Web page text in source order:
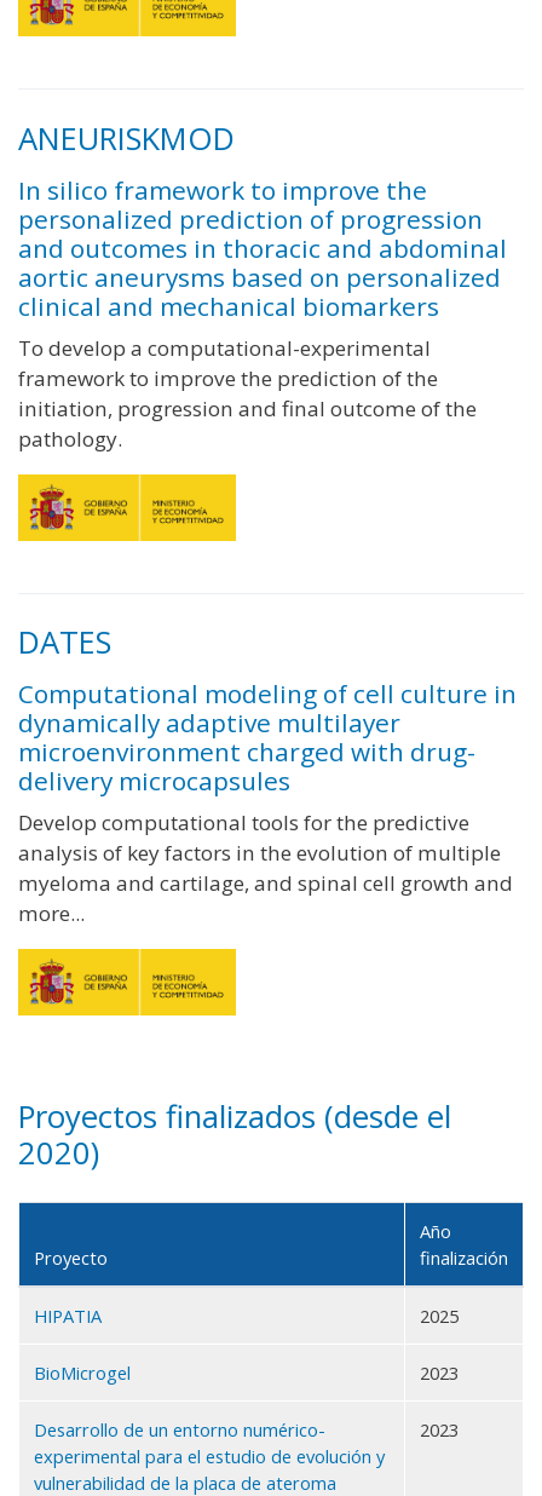
ANEURISKMOD
In silico framework to improve the
personalized prediction of progression
and outcomes in thoracic and abdominal
aortic aneurysms based on personalized
clinical and mechanical biomarkers
To develop a computational-experimental
framework to improve the prediction of the
initiation, progression and final outcome of the
pathology.
DATES
Computational modeling of cell culture in
dynamically adaptive multilayer
microenvironment charged with drug-
delivery microcapsules
Develop computational tools for the predictive
analysis of key factors in the evolution of multiple
myeloma and cartilage, and spinal cell growth and
more...
Proyectos finalizados (desde el
2020)
Proyecto
Año
finalización
HIPATIA 2025
BioMicrogel 2023
Desarrollo de un entorno numérico-
experimental para el estudio de evolución y
vulnerabilidad de la placa de ateroma
2023